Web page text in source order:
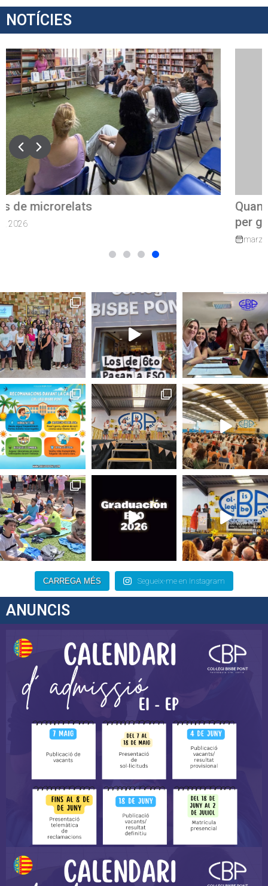
NOTÍCIES
Quan el camí continua: exalumnes que tornen
per guiar els nostres joves
CARREGA MÉS Segueix-me en Instagram
ANUNCIS